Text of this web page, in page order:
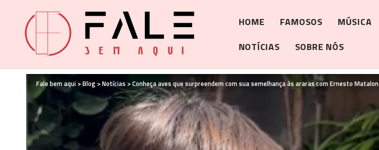
HOME FAMOSOS MÚSICA
NOTÍCIAS
SOBRE NÓS
Fale bem aqui >Blog >Notícias >Conheça aves que surpreendem com sua semelhança às araras com Ernesto Matalon